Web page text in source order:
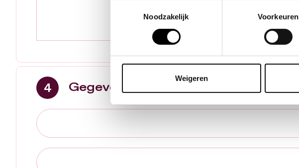
Noodzakelijk
Voorkeuren
Weigeren
Gegevens voor de digitale voucher